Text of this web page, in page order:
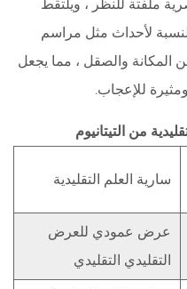
ملفتة للنظر ، ويلتقط
لأحداث مثل مراسم
المكانة والصقل ، مما يجعل
للإعجاب.
من التيتانيوم
سارية العلم التقليدية
عرض عمودي للعرض
التقليدي التقليدي